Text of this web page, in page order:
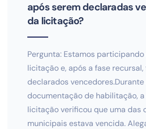
após serem declaradas
da licitação?
Pergunta: Estamos participando
licitação e, após a fase recursal,
declarados vencedores.Durante
documentação de habilitação,
licitação verificou que uma das
municipais estava vencida.